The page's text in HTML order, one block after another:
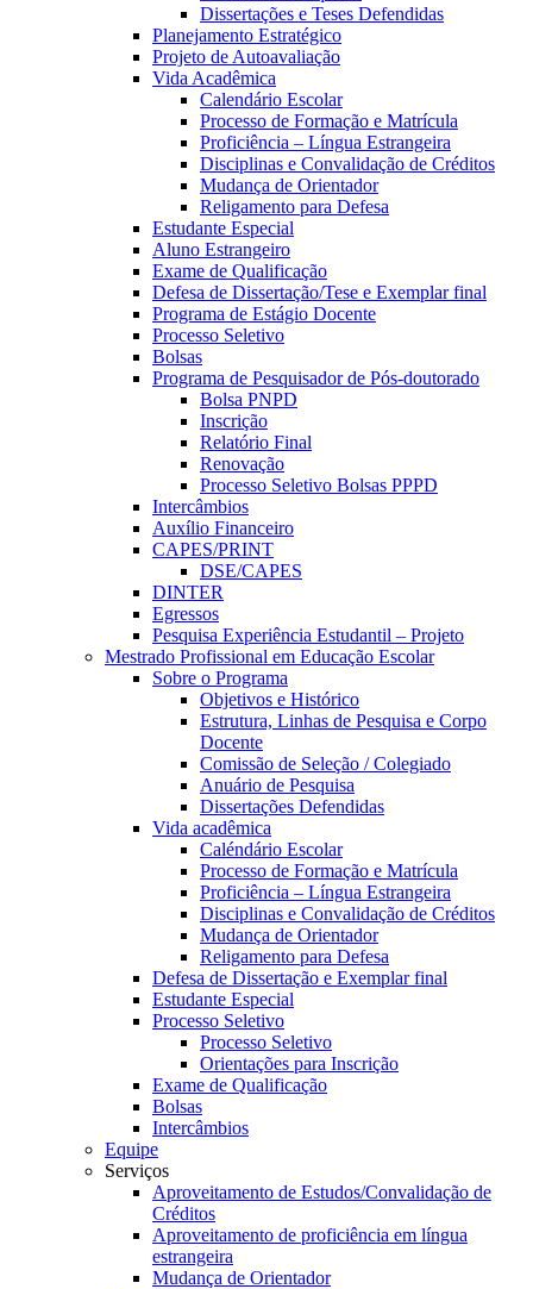
Dissertações e Teses Defendidas
Planejamento Estratégico
Projeto de Autoavaliação
Vida Acadêmica
Calendário Escolar
Processo de Formação e Matrícula
Proficiência – Língua Estrangeira
Disciplinas e Convalidação de Créditos
Mudança de Orientador
Religamento para Defesa
Estudante Especial
Aluno Estrangeiro
Exame de Qualificação
Defesa de Dissertação/Tese e Exemplar final
Programa de Estágio Docente
Processo Seletivo
Bolsas
Programa de Pesquisador de Pós-doutorado
Bolsa PNPD
Inscrição
Relatório Final
Renovação
Processo Seletivo Bolsas PPPD
Intercâmbios
Auxílio Financeiro
CAPES/PRINT
DSE/CAPES
DINTER
Egressos
Pesquisa Experiência Estudantil – Projeto
Mestrado Profissional em Educação Escolar
Sobre o Programa
Objetivos e Histórico
Estrutura, Linhas de Pesquisa e Corpo
Docente
Comissão de Seleção / Colegiado
Anuário de Pesquisa
Dissertações Defendidas
Vida acadêmica
Caléndário Escolar
Processo de Formação e Matrícula
Proficiência – Língua Estrangeira
Disciplinas e Convalidação de Créditos
Mudança de Orientador
Religamento para Defesa
Defesa de Dissertação e Exemplar final
Estudante Especial
Processo Seletivo
Processo Seletivo
Orientações para Inscrição
Exame de Qualificação
Bolsas
Intercâmbios
Equipe
Serviços
Aproveitamento de Estudos/Convalidação de
Créditos
Aproveitamento de proficiência em língua
estrangeira
Mudança de Orientador